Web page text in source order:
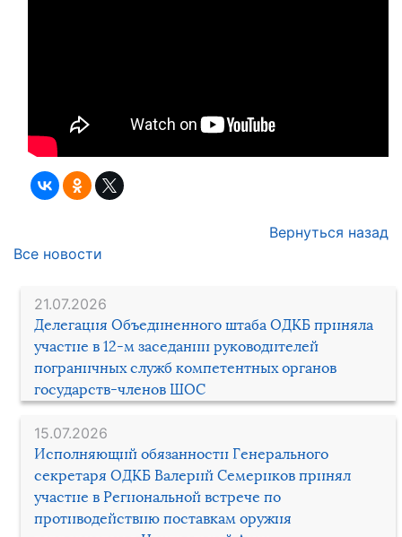
21.07.2026
Делегация Объединенного штаба ОДКБ приняла
участие в 12-м заседании руководителей
пограничных служб компетентных органов
государств-членов ШОС
15.07.2026
Исполняющий обязанности Генерального
секретаря ОДКБ Валерий Семериков принял
участие в Региональной встрече по
противодействию поставкам оружия
Вернуться назад
Все новости